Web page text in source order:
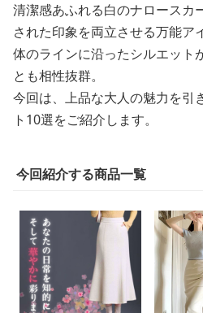
清潔感あふれる白のナロースカ
された印象を両立させる万能ア
体のラインに沿ったシルエット
とも相性抜群。
今回は、上品な大人の魅力を引
ト10選をご紹介します。
今回紹介する商品一覧